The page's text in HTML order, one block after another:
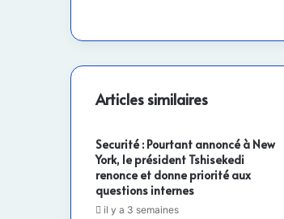
Kivu
Articles similaires
Securité : Pourtant annoncé à New
York, le président Tshisekedi
renonce et donne priorité aux
questions internes
il y a 3 semaines